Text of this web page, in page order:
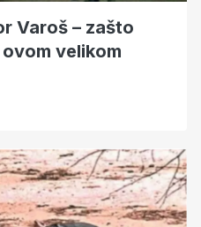
Varoš – zašto
velikom